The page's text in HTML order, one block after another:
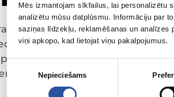
Mēs izmantojam sīkfailus, lai personalizētu
analizētu mūsu datplūsmu. Informāciju par
saziņas līdzekļu, reklamēšanas un analīzes
viņi apkopo, kad lietojat viņu pakalpojumus.
Piekrišanas
izvēle
Nepieciešams
с выгодными
товарами,
клиента
главной